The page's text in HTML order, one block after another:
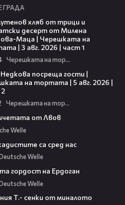
ГРАДА
хляб от трици и
десерт от Милена
Маца | Черешката на
| 3 авг. 2026 | част 1
Черешката на тортата
посреща гости |
на тортата | 5 авг. 2026 |
Черешката на тортата
от Лвов
Welle
са сред нас
Welle
гордост на Ердоган
Welle
Т.- сенки от миналото